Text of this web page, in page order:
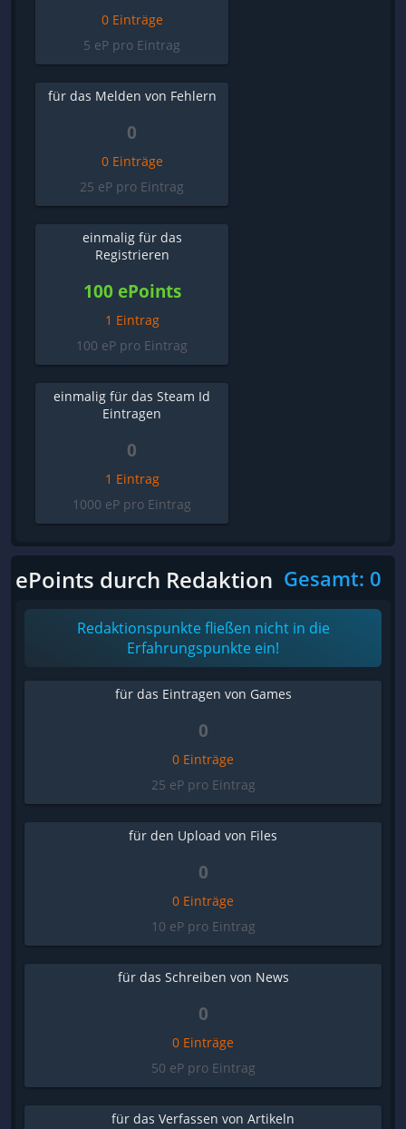
0 Einträge
5 eP pro Eintrag
für das Melden von Fehlern
0
0 Einträge
25 eP pro Eintrag
einmalig für das
Registrieren
100 ePoints
1 Eintrag
100 eP pro Eintrag
einmalig für das Steam Id
Eintragen
0
1 Eintrag
1000 eP pro Eintrag
ePoints durch Redaktion Gesamt: 0
Redaktionspunkte fließen nicht in die
Erfahrungspunkte ein!
für das Eintragen von Games
0
0 Einträge
25 eP pro Eintrag
für den Upload von Files
0
0 Einträge
10 eP pro Eintrag
für das Schreiben von News
0
0 Einträge
50 eP pro Eintrag
für das Verfassen von Artikeln